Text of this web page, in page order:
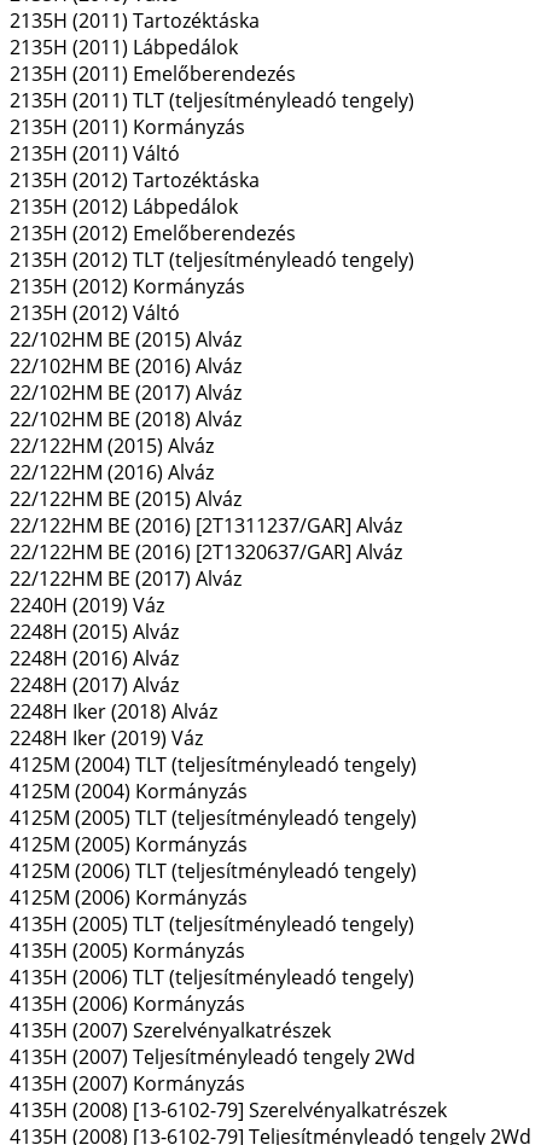
2135H (2011) Tartozéktáska
2135H (2011) Lábpedálok
2135H (2011) Emelőberendezés
2135H (2011) TLT (teljesítményleadó tengely)
2135H (2011) Kormányzás
2135H (2011) Váltó
2135H (2012) Tartozéktáska
2135H (2012) Lábpedálok
2135H (2012) Emelőberendezés
2135H (2012) TLT (teljesítményleadó tengely)
2135H (2012) Kormányzás
2135H (2012) Váltó
22/102HM BE (2015) Alváz
22/102HM BE (2016) Alváz
22/102HM BE (2017) Alváz
22/102HM BE (2018) Alváz
22/122HM (2015) Alváz
22/122HM (2016) Alváz
22/122HM BE (2015) Alváz
22/122HM BE (2016) [2T1311237/GAR] Alváz
22/122HM BE (2016) [2T1320637/GAR] Alváz
22/122HM BE (2017) Alváz
2240H (2019) Váz
2248H (2015) Alváz
2248H (2016) Alváz
2248H (2017) Alváz
2248H Iker (2018) Alváz
2248H Iker (2019) Váz
4125M (2004) TLT (teljesítményleadó tengely)
4125M (2004) Kormányzás
4125M (2005) TLT (teljesítményleadó tengely)
4125M (2005) Kormányzás
4125M (2006) TLT (teljesítményleadó tengely)
4125M (2006) Kormányzás
4135H (2005) TLT (teljesítményleadó tengely)
4135H (2005) Kormányzás
4135H (2006) TLT (teljesítményleadó tengely)
4135H (2006) Kormányzás
4135H (2007) Szerelvényalkatrészek
4135H (2007) Teljesítményleadó tengely 2Wd
4135H (2007) Kormányzás
4135H (2008) [13-6102-79] Szerelvényalkatrészek
4135H (2008) [13-6102-79] Teljesítményleadó tengely 2Wd